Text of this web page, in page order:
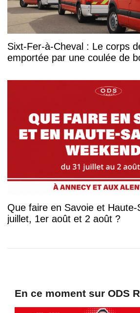
Sixt-Fer-à-Cheval : Le corps
emportée par une coulée de
Que faire en Savoie et Haute-
juillet, 1er août et 2 août ?
En ce moment sur ODS